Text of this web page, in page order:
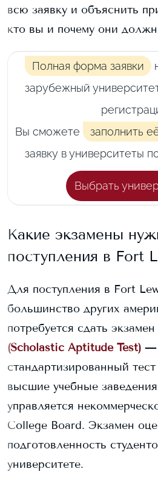
всю заявку и объяснить
кто вы и почему они
Полная форма заявки
зарубежный
Вы сможете
заполнить
заявку в университеты
Выбрать
Какие экзамены
поступления в Fort
Для поступления в Fort
большинство других
потребуется сдать экзамен
(Scholastic Aptitude Test) —
стандартизированный
высшие учебные
управляется
College Board. Экзамен
подготовленность
университете.